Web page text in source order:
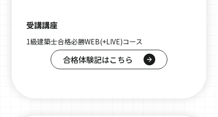
受講講座
1級建築士合格必勝WEB(+LIVE)コース
合格体験記はこちら